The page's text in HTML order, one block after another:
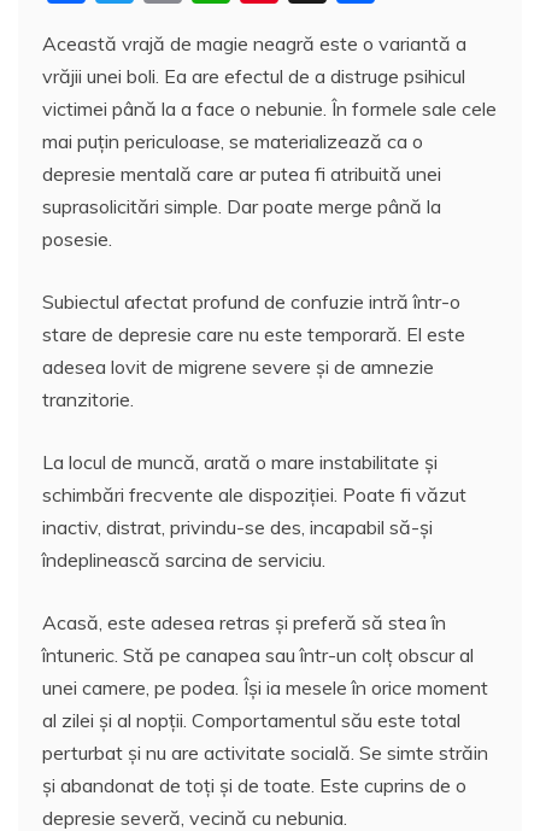
c
e
b
o
o
k
itt
er
ai
l
at
s
A
p
p
er
e
st
rt
aj
e
a
z
Această vrajă de magie neagră este o variantă a
vrăjii unei boli. Ea are efectul de a distruge psihicul
victimei până la a face o nebunie. În formele sale cele
mai puțin periculoase, se materializează ca o
depresie mentală care ar putea fi atribuită unei
suprasolicitări simple. Dar poate merge până la
posesie.
Subiectul afectat profund de confuzie intră într-o
stare de depresie care nu este temporară. El este
adesea lovit de migrene severe și de amnezie
tranzitorie.
La locul de muncă, arată o mare instabilitate și
schimbări frecvente ale dispoziției. Poate fi văzut
inactiv, distrat, privindu-se des, incapabil să-și
îndeplinească sarcina de serviciu.
Acasă, este adesea retras și preferă să stea în
întuneric. Stă pe canapea sau într-un colț obscur al
unei camere, pe podea. Își ia mesele în orice moment
al zilei și al nopții. Comportamentul său este total
perturbat și nu are activitate socială. Se simte străin
și abandonat de toți și de toate. Este cuprins de o
depresie severă, vecină cu nebunia.